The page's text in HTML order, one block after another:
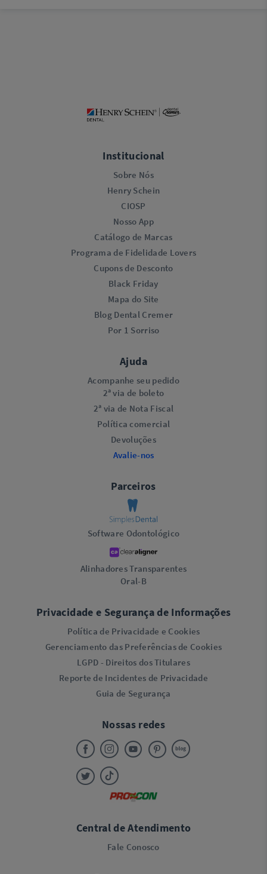
Institucional
Sobre Nós
Henry Schein
CIOSP
Nosso App
Catálogo de Marcas
Programa de Fidelidade Lovers​
Cupons de Desconto
Black Friday
Mapa do Site
Blog Dental Cremer
Por 1 Sorriso
Ajuda
Acompanhe seu pedido
2ª via de boleto
2ª via de Nota Fiscal
Política comercial
Devoluções
Avalie-nos
Parceiros
Software Odontológico
Alinhadores Transparentes
Oral-B
Privacidade e Segurança de Informações
Política de Privacidade e Cookies
Gerenciamento das Preferências de Cookies
LGPD - Direitos dos Titulares
Reporte de Incidentes de Privacidade
Guia de Segurança
Nossas redes
Central de Atendimento
Fale Conosco